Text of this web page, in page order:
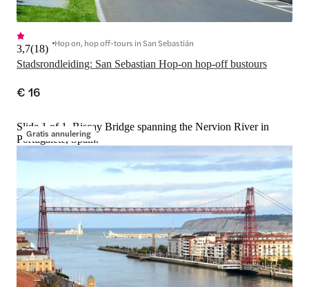
Stadsrondleiding: San Sebastian Hop-on hop-off bustours
3,7(18) Hop on, hop off-tours in San Sebastián
€ 16
Gratis annulering
Slide 1 of 1, Biscay Bridge spanning the Nervion River in
Portugalete, Spain.